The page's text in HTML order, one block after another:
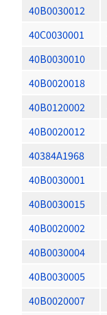
40B0030012
40C0030001
40B0030010
40B0020018
40B0120002
40B0020012
40384A1968
40B0030001
40B0030015
40B0020002
40B0030004
40B0030005
40B0020007